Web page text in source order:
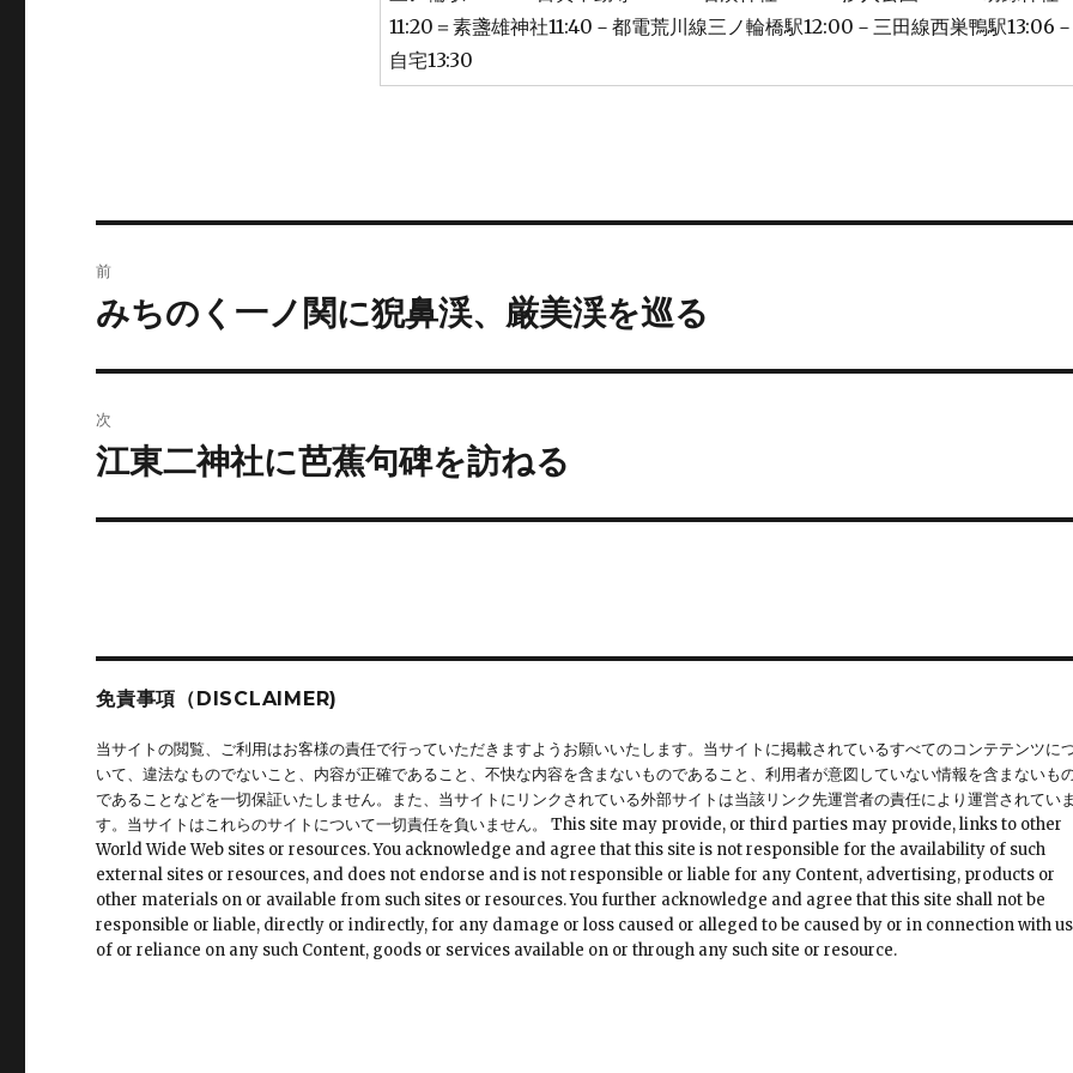
11:20＝素盞雄神社11:40－都電荒川線三ノ輪橋駅12:00－三田線西巣鴨駅13:06－
自宅13:30
稿
ゲ
ン
前
前
投
稿:
みちのく一ノ関に猊鼻渓、厳美渓を巡る
次
次
投
江東二神社に芭蕉句碑を訪ねる
免責事項（DISCLAIMER)
当サイトの閲覧、ご利用はお客様の責任で行っていただきますようお願いいたします。当サイトに掲載されているすべてのコンテテンツに
いて、違法なものでないこと、内容が正確であること、不快な内容を含まないものであること、利用者が意図していない情報を含まないも
であることなどを一切保証いたしません。また、当サイトにリンクされている外部サイトは当該リンク先運営者の責任により運営されてい
す。当サイトはこれらのサイトについて一切責任を負いません。 This site may provide, or third parties may provide, links to other
World Wide Web sites or resources. You acknowledge and agree that this site is not responsible for the availability of such
external sites or resources, and does not endorse and is not responsible or liable for any Content, advertising, products or
other materials on or available from such sites or resources. You further acknowledge and agree that this site shall not be
responsible or liable, directly or indirectly, for any damage or loss caused or alleged to be caused by or in connection with
of or reliance on any such Content, goods or services available on or through any such site or resource.